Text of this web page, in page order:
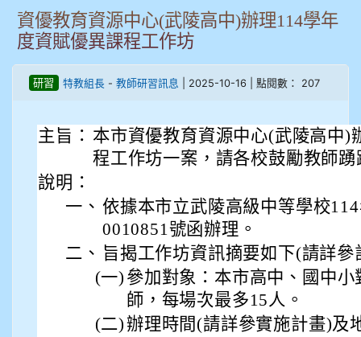
資優教育資源中心(武陵高中)辦理114學年
度資賦優異課程工作坊
研習 特教組長 - 教師研習訊息 | 2025-10-16 | 點閱數： 207
主旨： 本市資優教育資源中心(武陵高中)
程工作坊一案，請各校鼓勵教師
說明：
一、 依據本市立武陵高級中等學校
0010851號函辦理。
二、 旨揭工作坊資訊摘要如下(請詳參
(一) 參加對象：本市高中、國中
師，每場次最多15人。
(二)辦理時間(請詳參實施計畫)及